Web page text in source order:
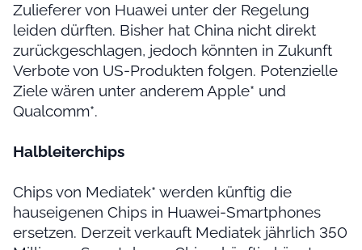
Zulieferer von Huawei unter der Regelung
leiden dürften. Bisher hat China nicht direkt
zurückgeschlagen, jedoch könnten in Zukunft
Verbote von US-Produkten folgen. Potenzielle
Ziele wären unter anderem Apple* und
Qualcomm*.
Halbleiterchips
Chips von Mediatek* werden künftig die
hauseigenen Chips in Huawei-Smartphones
ersetzen. Derzeit verkauft Mediatek jährlich 350